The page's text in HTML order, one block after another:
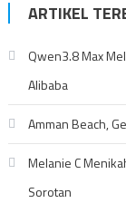
ARTIKEL
Qwen3.8 Max
Alibaba
Amman Beach,
Melanie C
Sorotan